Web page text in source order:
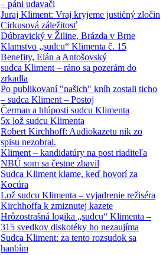
– páni udavači
Juraj Kliment: Vraj kryjeme justičný zločin
Cirkusová záležitosť
Dúbravický v Žiline, Brázda v Brne
Klamstvo „sudcu“ Klimenta č. 15
Benefity, Elán a Antošovský
sudca Kliment – ráno sa pozerám do
zrkadla
Po publikovaní "našich" kníh zostali ticho
– sudca Kliment – Postoj
Čerman a hlúposti sudcu Klimenta
5x lož sudcu Klimenta
Robert Kirchhoff: Audiokazetu nik zo
spisu nezobral.
Kliment – kandidatúry na post riaditeľa
NBÚ som sa čestne zbavil
Sudca Kliment klame, keď hovorí za
Kocúra
Lož sudcu Klimenta – vyjadrenie režiséra
Kirchhoffa k zmiznutej kazete
Hrôzostrašná logika „sudcu“ Klimenta –
315 svedkov diskotéky ho nezaujíma
Sudca Kliment: za tento rozsudok sa
hanbím